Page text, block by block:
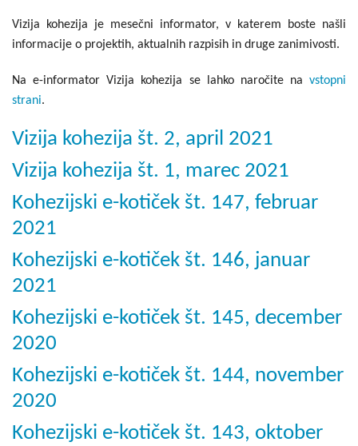
Seznam projektov
Vizija kohezija je mesečni informator, v katerem boste našli
informacije o projektih, aktualnih razpisih in druge zanimivosti.
Na e-informator Vizija kohezija se lahko naročite na vstopni
strani.
Vizija kohezija št. 2, april 2021
Vizija kohezija št. 1, marec 2021
Kohezijski e-kotiček št. 147, februar
2021
Kohezijski e-kotiček št. 146, januar
2021
Kohezijski e-kotiček št. 145, december
2020
Kohezijski e-kotiček št. 144, november
2020
Kohezijski e-kotiček št. 143, oktober